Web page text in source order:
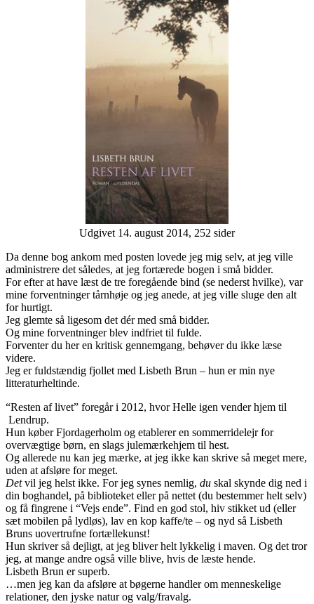
Udgivet 14. august 2014, 252 sider
Da denne bog ankom med posten lovede jeg mig selv, at jeg ville
administrere det således, at jeg fortærede bogen i små bidder.
For efter at have læst de tre foregående bind (se nederst hvilke), var
mine forventninger tårnhøje og jeg anede, at jeg ville sluge den alt
for hurtigt.
Jeg glemte så ligesom det dér med små bidder.
Og mine forventninger blev indfriet til fulde.
Forventer du her en kritisk gennemgang, behøver du ikke læse
videre.
Jeg er fuldstændig fjollet med Lisbeth Brun – hun er min nye
litteraturheltinde.
“Resten af livet” foregår i 2012, hvor Helle igen vender hjem til
Lendrup.
Hun køber Fjordagerholm og etablerer en sommerridelejr for
overvægtige børn, en slags julemærkehjem til hest.
Og allerede nu kan jeg mærke, at jeg ikke kan skrive så meget mere,
uden at afsløre for meget.
Detvil jeg helst ikke. For jeg synes nemlig, du skal skynde dig ned i
din boghandel, på biblioteket eller på nettet (du bestemmer helt selv)
og få fingrene i “Vejs ende”. Find en god stol, hiv stikket ud (eller
sæt mobilen på lydløs), lav en kop kaffe/te – og nyd så Lisbeth
Bruns uovertrufne fortællekunst!
Hun skriver så dejligt, at jeg bliver helt lykkelig i maven. Og det tror
jeg, at mange andre også ville blive, hvis de læste hende.
Lisbeth Brun er superb.
…men jeg kan da afsløre at bøgerne handler om menneskelige
relationer, den jyske natur og valg/fravalg.